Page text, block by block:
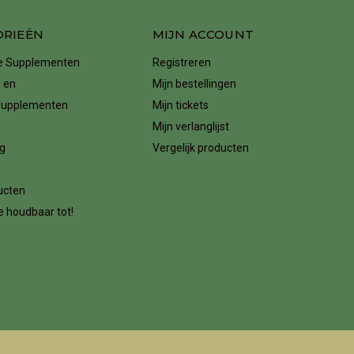
Supplementen
en
houdbaar tot!
MIJN ACCOUNT
Registreren
Mijn bestellingen
Mijn tickets
Mijn verlanglijst
Vergelijk producten